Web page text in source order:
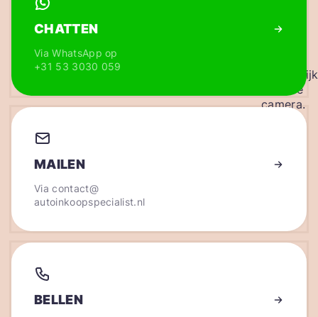
CHATTEN
Via WhatsApp op
+31 53 3030 059
MAILEN
Viacontact@
autoinkoopspecialist.nl
BELLEN